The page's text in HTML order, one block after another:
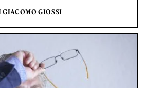
GIACOMO GIOSSI